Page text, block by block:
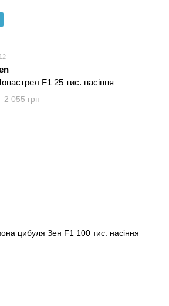
F1 25 тис. насіння
2 055 грн